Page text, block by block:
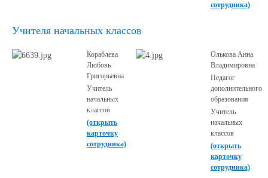
сотрудника)
Учителя начальных классов
Кораблева
Любовь
Григорьевна
Учитель
начальных
классов
(открыть
карточку
сотрудника)
Олькова Анна
Владимировна
Педагог
дополнительного
образования
Учитель
начальных
классов
(открыть
карточку
сотрудника)